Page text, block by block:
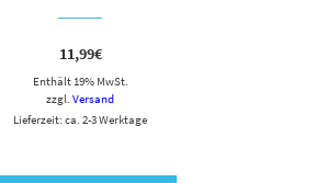
11,99€
Enthält 19% MwSt.
zzgl. Versand
Lieferzeit: ca. 2-3 Werktage